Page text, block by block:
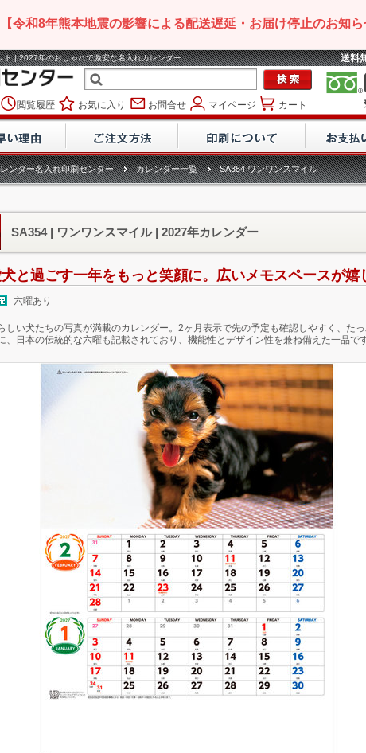
【令和8年熊本地震の影響による配送遅延・お届け停止のお知ら
| 2027年のおしゃれで激安な名入れカレンダー 送料
閲覧履歴 お気に入り お問合せ マイページ カート
ンダー名入れ印刷センター カレンダー一覧 SA354 ワンワンスマイル
SA354 | ワンワンスマイル | 2027年カレンダー
と過ごす一年をもっと笑顔に。広いメモスペースが
六曜あり
しい犬たちの写真が満載のカレンダー。2ヶ月表示で先の予定も確認しやすく、た
、日本の伝統的な六曜も記載されており、機能性とデザイン性を兼ね備えた一品です